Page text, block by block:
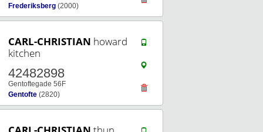
Frederiksberg (2000)
CARL-CHRISTIAN howard
kitchen
42482898
Gentoftegade 56F
Gentofte (2820)